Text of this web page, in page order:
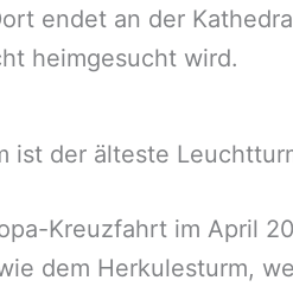
endet an der
heimgesucht wird.
ist der älteste
Kreuzfahrt im April
dem Herkulesturm,